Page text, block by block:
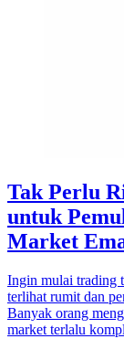
Tak Perlu
untuk
Market
Ingin mulai trading
terlihat rumit dan
Banyak orang
market terlalu